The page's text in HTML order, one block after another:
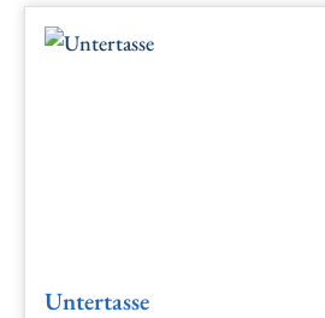
Untertasse